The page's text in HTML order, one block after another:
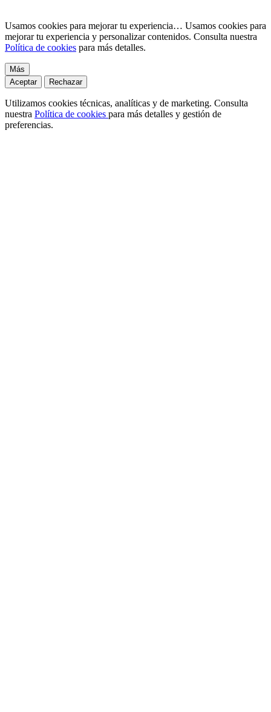
Usamos cookies para mejorar tu experiencia… Usamos cookies para
mejorar tu experiencia y personalizar contenidos. Consulta nuestra
Política de cookies para más detalles.
Más
Aceptar
Rechazar
Utilizamos cookies técnicas, analíticas y de marketing. Consulta
nuestra Política de cookies para más detalles y gestión de
preferencias.